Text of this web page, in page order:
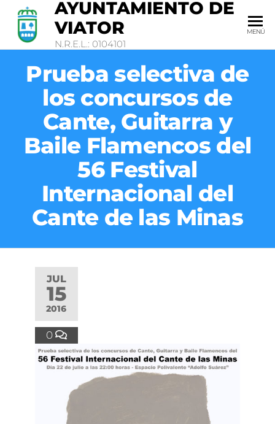
AYUNTAMIENTO DE
VIATOR
N.R.E.L.: 0104101
MENÚ
Prueba selectiva de
los concursos de
Cante, Guitarra y
Baile Flamencos del
56 Festival
Internacional del
Cante de las Minas
JUL
15
2016
0